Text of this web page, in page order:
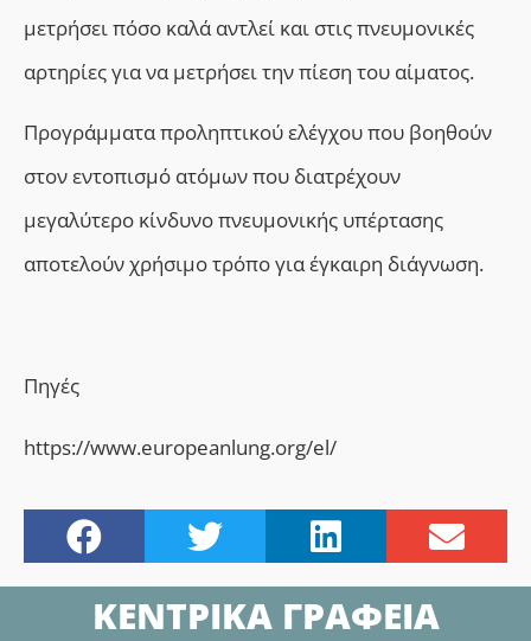
μετρήσει πόσο καλά αντλεί και στις πνευμονικές
αρτηρίες για να μετρήσει την πίεση του αίματος.
Προγράμματα προληπτικού ελέγχου που βοηθούν
στον εντοπισμό ατόμων που διατρέχουν
μεγαλύτερο κίνδυνο πνευμονικής υπέρτασης
αποτελούν χρήσιμο τρόπο για έγκαιρη διάγνωση.
Πηγές
https://www.europeanlung.org/el/
ΚΕΝΤΡΙΚΑ ΓΡΑΦΕΙΑ